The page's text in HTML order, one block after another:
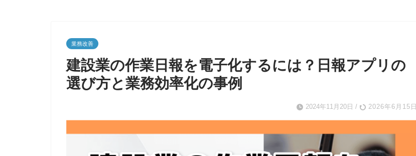
業務改善
建設業の作業日報を電子化するには？日報アプリの
選び方と業務効率化の事例
2024年11月20日 / 2026年6月15日